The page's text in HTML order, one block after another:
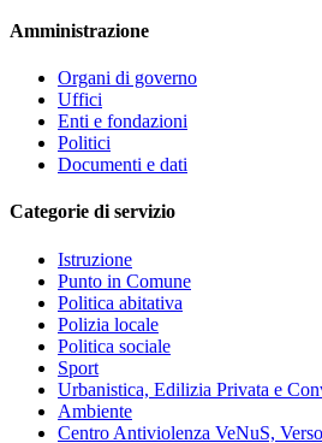
Amministrazione
Organi di governo
Uffici
Enti e fondazioni
Politici
Documenti e dati
Categorie di servizio
Istruzione
Punto in Comune
Politica abitativa
Polizia locale
Politica sociale
Sport
Urbanistica, Edilizia Privata e
Ambiente
Centro Antiviolenza VeNuS,